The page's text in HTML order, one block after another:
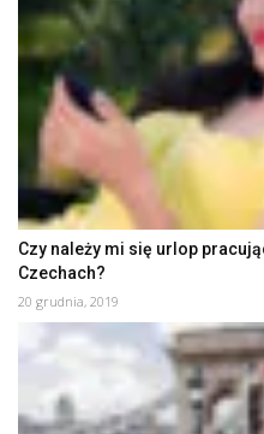
Czy należy mi się urlop
Czechach?
20 grudnia, 2019